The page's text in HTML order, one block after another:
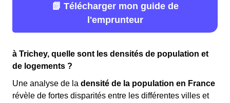
📗 Télécharger mon guide de
l'emprunteur
à Trichey, quelle sont les densités de population et
de logements ?
Une analyse de la densité de la population en France
révèle de fortes disparités entre les différentes villes et